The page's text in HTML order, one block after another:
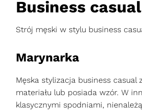
Business
Strój męski w stylu business
Marynarka
Męska stylizacja business
materiału lub posiada wzór. W
klasycznymi spodniami,